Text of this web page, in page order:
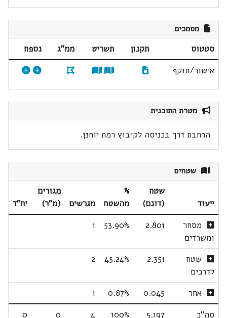
מסמכים
סטטוס תקנון תשריט ממ"ג
נספח
אישור/תוקף
מטרת התוכנית
הרחבת דרך בכניסה לקיבוץ רמת יוחנן.
שטחים
ייעוד
שטח
(דונם)
%
מהשטח
מגרשים
מגורים
(מ"ר)
יח"ד
מסחר
ומשרדים
2.801
53.90%
1
שטח
לדרכים
2.351
45.24%
2
אחר 0.045
0.87%
1
סה"כ
5.197
100%
4
0
0